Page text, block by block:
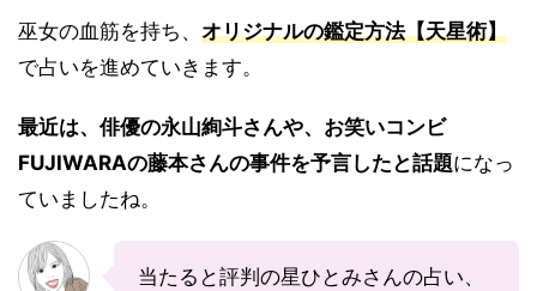
巫女の血筋を持ち、 オリジナルの鑑定方法【天星術】
で占いを進めていきます。
最近は、俳優の永山絢斗さんや、お笑いコンビ
FUJIWARAの藤本さんの事件を予言したと話題になっ
ていましたね。
当たると評判の星ひとみさんの占い、